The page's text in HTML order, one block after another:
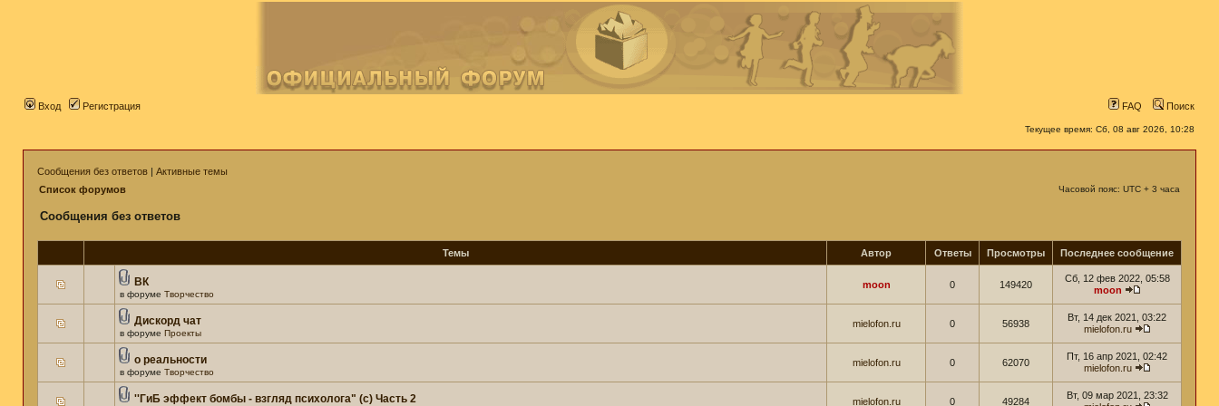
Вход Регистрация FAQ Поиск
Текущее время: Сб, 08 авг 2026, 10:28
Сообщения без ответов | Активные темы
Список форумов
Часовой пояс: UTC + 3 часа
Сообщения без ответов
Темы Автор Ответы Просмотры Последнее сообщение
ВК
в форуме Творчество
moon 0 149420
Сб, 12 фев 2022, 05:58
moon
Дискорд чат
в форуме Проекты
mielofon.ru 0 56938
Вт, 14 дек 2021, 03:22
mielofon.ru
о реальности
в форуме Творчество
mielofon.ru 0 62070
Пт, 16 апр 2021, 02:42
mielofon.ru
''ГиБ эффект бомбы - взгляд психолога" (c) Часть 2 mielofon.ru 0 49284
Вт, 09 мар 2021, 23:32